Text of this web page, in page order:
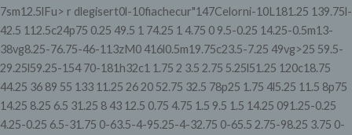
7sm12.5lFu> r dlegisert0l-10fiachecur"147Celorni-10L181.25 139.75l-
42.5 112.5c24p75 0.25 49.5 1 74.25 1 4.75 0 9.5-0.25 14.25-0.5m13-
38vg8.25-76.75-46-113zM0 416l0.5m19.75c23.5-7.25 49vg>25 59.5-
29.25l59.25-154 70-181h32c1 1.75 2 3.5 2.75 5.25l51.25 120c18.75
44.25 36 89 55 133 11.25 26 20 52.75 32.5 78p25 1.75 4l5.25 11.5 8p75
14.25 8.25 6.5 31.25 8 43 12.5 0.75 4.75 1.5 9.5 1.5 14.25 091.25-0.25
4.25-0.25 6.5-31.75 0-63.5-4-95.25-4-32.75 0-65.5 2.75-98.25 3.75 0-